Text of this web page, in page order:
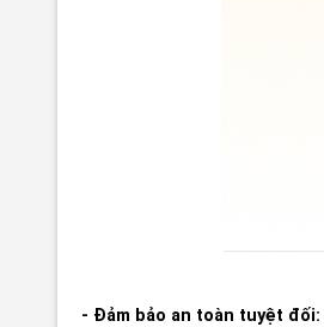
- Đảm bảo an toàn tuyệt đối: